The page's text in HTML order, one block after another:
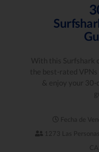
With this Surfshark
the best-rated
& enjoy your 30-
Fecha de
1273 Las